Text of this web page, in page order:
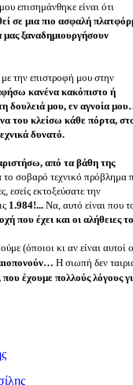
επισημάνθηκε είναι ότι
σε μια πιο ασφαλή
μας ξαναδημιουργήσουν
την επιστροφή μου στην
κανένα κακόπιστο ή
δουλειά μου, εν αγνοία
να του κλείσω κάθε πόρτα,
δυνατό.
από τα βάθη της
το σοβαρό τεχνικό πρόβλημα
εσείς εκτοξεύσατε την
1.984!... Να, αυτό είναι που
που έχει και οι αλήθειες
(όποιοι κι αν είναι αυτοί
Η σιωπή δεν
έχουμε πολλούς λόγους